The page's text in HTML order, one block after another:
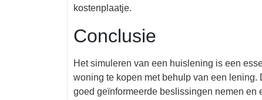
kostenplaatje.
Conclusie
Het simuleren van een huislening is een
woning te kopen met behulp van een
goed geïnformeerde beslissingen nemen